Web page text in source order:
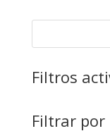
Filtros
Filtrar